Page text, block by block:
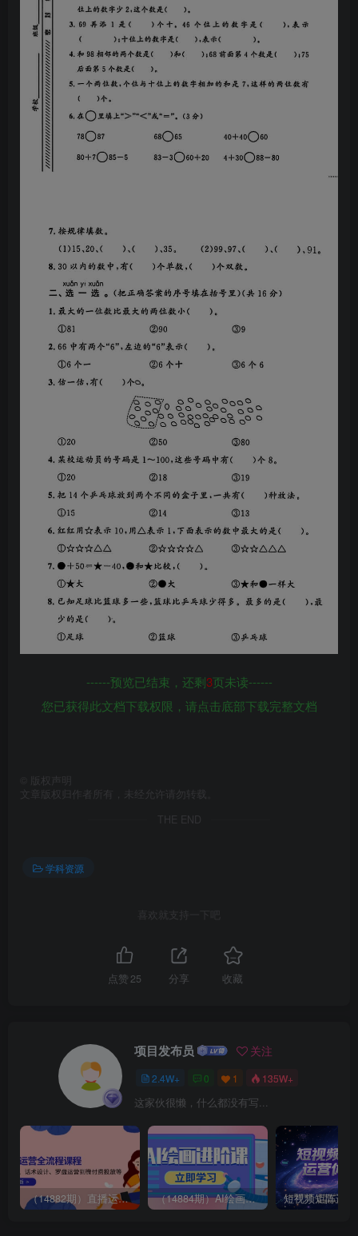
------预览已结束，还剩3页未读------
您已获得此文档下载权限，请点击底部下载完整文档
版权声明
文章版权归作者所有，未经允许请勿转载。
THE END
学科资源
喜欢就支持一下吧
点赞25 分享 收藏
项目发布员 关注
2.4W+ 0 1 135W+
这家伙很懒，什么都没有写...
（14882期）直播运营全流程课程-5月更新：从起号、话术设计、罗盘运营到微付费投放等 （14884期）AI绘画进阶课，涵盖电商摄影等多领域，PS操作与AI工具使用全面教学